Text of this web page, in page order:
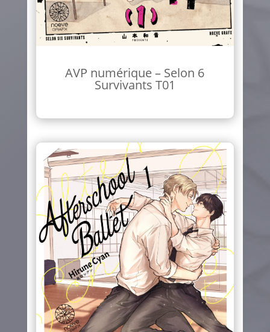
AVP numérique – Selon 6
Survivants T01